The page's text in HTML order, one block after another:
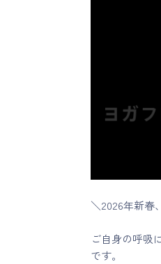
＼2026年新春
ご自身の呼吸
です。